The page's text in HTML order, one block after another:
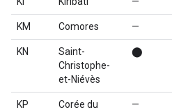
KM Comores —
KN
Saint-
Christophe-
et-Niévès
⬤
KP
Corée du
—